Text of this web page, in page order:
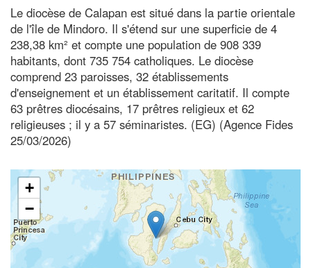
Le diocèse de Calapan est situé dans la partie orientale
de l'île de Mindoro. Il s'étend sur une superficie de 4
238,38 km² et compte une population de 908 339
habitants, dont 735 754 catholiques. Le diocèse
comprend 23 paroisses, 32 établissements
d'enseignement et un établissement caritatif. Il compte
63 prêtres diocésains, 17 prêtres religieux et 62
religieuses ; il y a 57 séminaristes. (EG) (Agence Fides
25/03/2026)
+
−